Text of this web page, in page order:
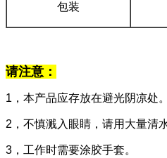
包装
请注意：
1，本产品应存放在避光阴凉处。
2，不慎溅入眼睛，请用大量清
3，工作时需要涂胶手套。